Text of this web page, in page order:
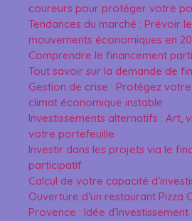
coureurs pour protéger votre
Tendances du marché : Prévoir
mouvements économiques en
Comprendre le financement
Tout savoir sur la demande de
Gestion de crise : Protégez
climat économique instable
Investissements alternatifs : Art,
votre portefeuille
Investir dans les projets via le
participatif
Calcul de votre capacité
Ouverture d’un restaurant Pizza
Provence : Idée d’investissement